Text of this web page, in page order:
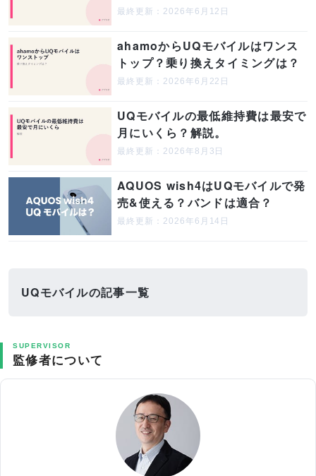
最終更新：2026年6月12日
ahamoからUQモバイルはワンス
トップ？乗り換えタイミングは？
最終更新：2026年6月22日
UQモバイルの最低維持費は最安で
月にいくら？解説。
最終更新：2026年8月3日
AQUOS wish4はUQモバイルで発
売&使える？バンドは適合？
最終更新：2026年6月14日
UQモバイルの記事一覧
SUPERVISOR
監修者について